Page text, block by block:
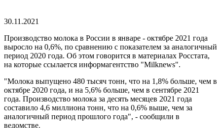
30.11.2021
Производство молока в России в январе - октябре 2021 года
выросло на 0,6%, по сравнению с показателем за аналогичный
период 2020 года. Об этом говорится в материалах Росстата,
на которые ссылается информагентство "Milknews".
"Молока выпущено 480 тысяч тонн, что на 1,8% больше, чем в
октябре 2020 года, и на 5,6% больше, чем в сентябре 2021
года. Производство молока за десять месяцев 2021 года
составило 4,6 миллиона тонн, что на 0,6% выше, чем за
аналогичный период прошлого года", - сообщили в
ведомстве.